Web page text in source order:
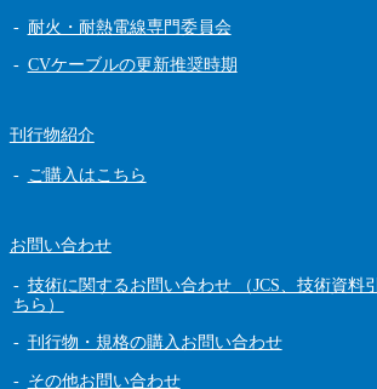
耐火・耐熱電線専門委員会
CVケーブルの更新推奨時期
刊行物紹介
ご購入はこちら
お問い合わせ
技術に関するお問い合わせ （JCS、技術資料
ちら）
刊行物・規格の購入お問い合わせ
その他お問い合わせ